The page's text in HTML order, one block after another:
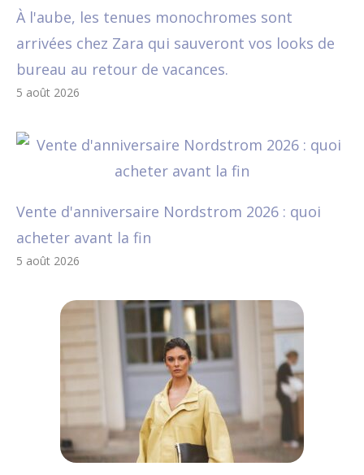
À l'aube, les tenues monochromes sont
arrivées chez Zara qui sauveront vos looks de
bureau au retour de vacances.
5 août 2026
Vente d'anniversaire Nordstrom 2026 : quoi
acheter avant la fin
5 août 2026